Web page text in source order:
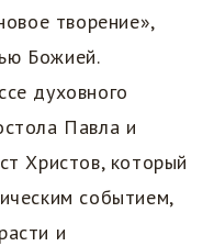
творение»,
Божией.
духовного
Павла и
Христов, который
событием,
и